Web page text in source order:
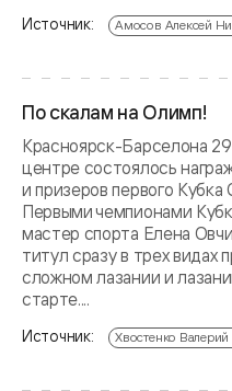
Источник: Амосов Алексей
По скалам на Олимп!
Красноярск-Барселона
центре состоялось
и призеров первого
Первыми чемпионами
мастер спорта Елена
титул сразу в трех видах
сложном лазании и
старте....
Источник: Хвостенко